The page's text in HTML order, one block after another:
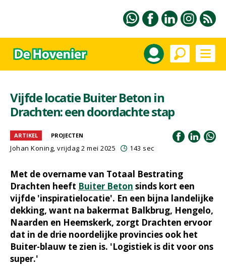
Vijfde locatie Buiter Beton in
Drachten: een doordachte stap
ARTIKEL PROJECTEN
Johan Koning, vrijdag 2 mei 2025 143 sec
Met de overname van Totaal Bestrating
Drachten heeft Buiter Beton sinds kort een
vijfde 'inspiratielocatie'. En een bijna landelijke
dekking, want na bakermat Balkbrug, Hengelo,
Naarden en Heemskerk, zorgt Drachten ervoor
dat in de drie noordelijke provincies ook het
Buiter-blauw te zien is. 'Logistiek is dit voor ons
super.'